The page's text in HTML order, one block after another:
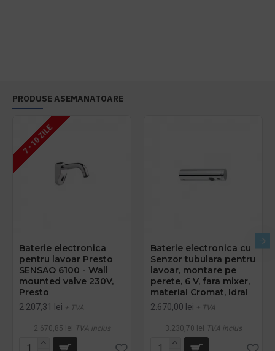
PRODUSE ASEMANATOARE
7 - 10 ZILE
Baterie electronica
pentru lavoar Presto
SENSAO 6100 - Wall
mounted valve 230V,
Presto
2.207,31 lei + TVA
2.670,85 lei TVA inclus
Baterie electronica cu
Senzor tubulara pentru
lavoar, montare pe
perete, 6 V, fara mixer,
material Cromat, Idral
2.670,00 lei + TVA
3.230,70 lei TVA inclus